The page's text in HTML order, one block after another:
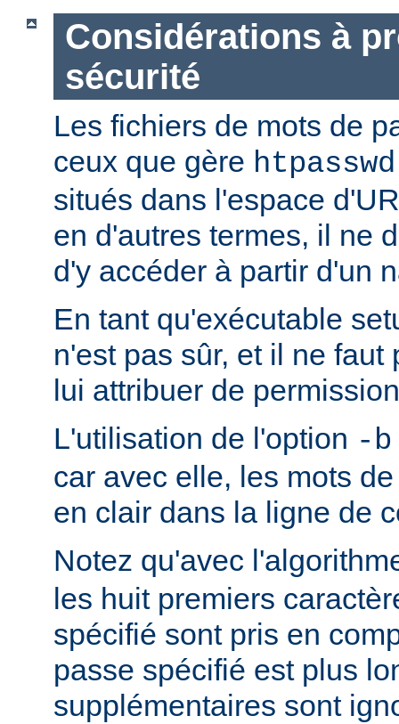
Considérations à
sécurité
Les fichiers de mots de
ceux que gère htpasswd
situés dans l'espace
en d'autres termes, il ne
d'y accéder à partir d'un
En tant qu'exécutable
n'est pas sûr, et il ne
lui attribuer de
L'utilisation de l'option -b
car avec elle, les mots
en clair dans la ligne de
Notez qu'avec
les huit premiers
spécifié sont pris en
passe spécifié est plus
supplémentaires sont